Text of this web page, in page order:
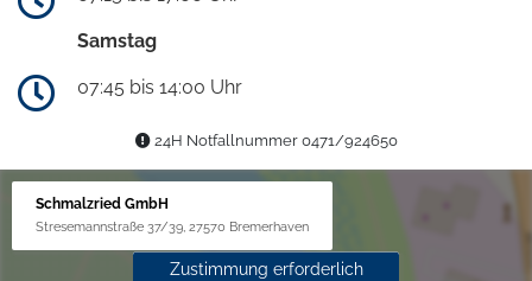
Samstag
07:45 bis 14:00 Uhr
24H Notfallnummer 0471/924650
Schmalzried GmbH
Stresemannstraße 37/39, 27570 Bremerhaven
Zustimmung erforderlich